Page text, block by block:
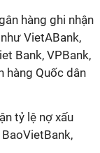
hàng ghi nhận
VietABank,
Bank, VPBank,
hàng Quốc dân
tỷ lệ nợ xấu